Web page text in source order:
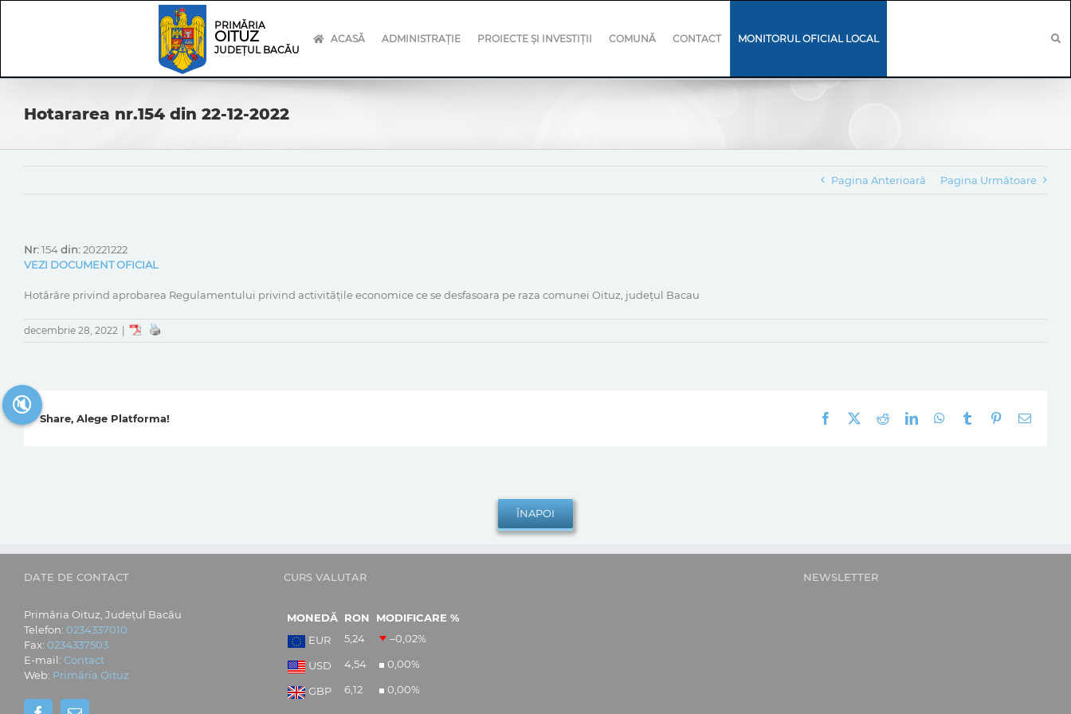
PRIMĂRIA
OITUZ
JUDEȚUL BACĂU
ACASĂ ADMINISTRAȚIE PROIECTE ȘI INVESTIȚII COMUNĂ CONTACT MONITORUL OFICIAL LOCAL
Hotararea nr.154 din 22-12-2022
Pagina Anterioară Pagina Următoare
Nr:154din:20221222
VEZI DOCUMENT OFICIAL
Hotărâre privind aprobarea Regulamentului privind activitățile economice ce se desfasoara pe raza comunei Oituz, județul Bacau
decembrie 28, 2022
Share, Alege Platforma! Facebook RedditLinkedInWhatsApp
Tumblr Pinterest
E-
DATE DE CONTACT
Primăria Oituz, Județul Bacău
Telefon: 0234337010
Fax: 0234337503
E-mail: Contact
Web: Primăria Oituz
CURS VALUTAR
MONEDĂ RON
MODIFICARE %
EUR
5,24 –0,02%
USD 4,54 0,00%
GBP 6,12 0,00%
NEWSLETTER
🔇